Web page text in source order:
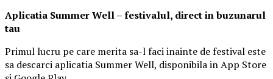
Aplicatia Summer Well– festivalul, direct in buzunarul
tau
Primul lucru pe care merita sa-l faci inainte de festival este
sa descarci aplicatia Summer Well, disponibila in App Store